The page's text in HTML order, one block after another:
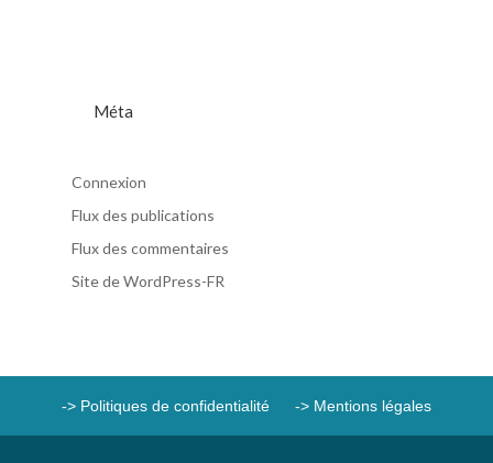
Méta
Connexion
Flux des publications
Flux des commentaires
Site de WordPress-FR
-> Politiques de confidentialité -> Mentions légales